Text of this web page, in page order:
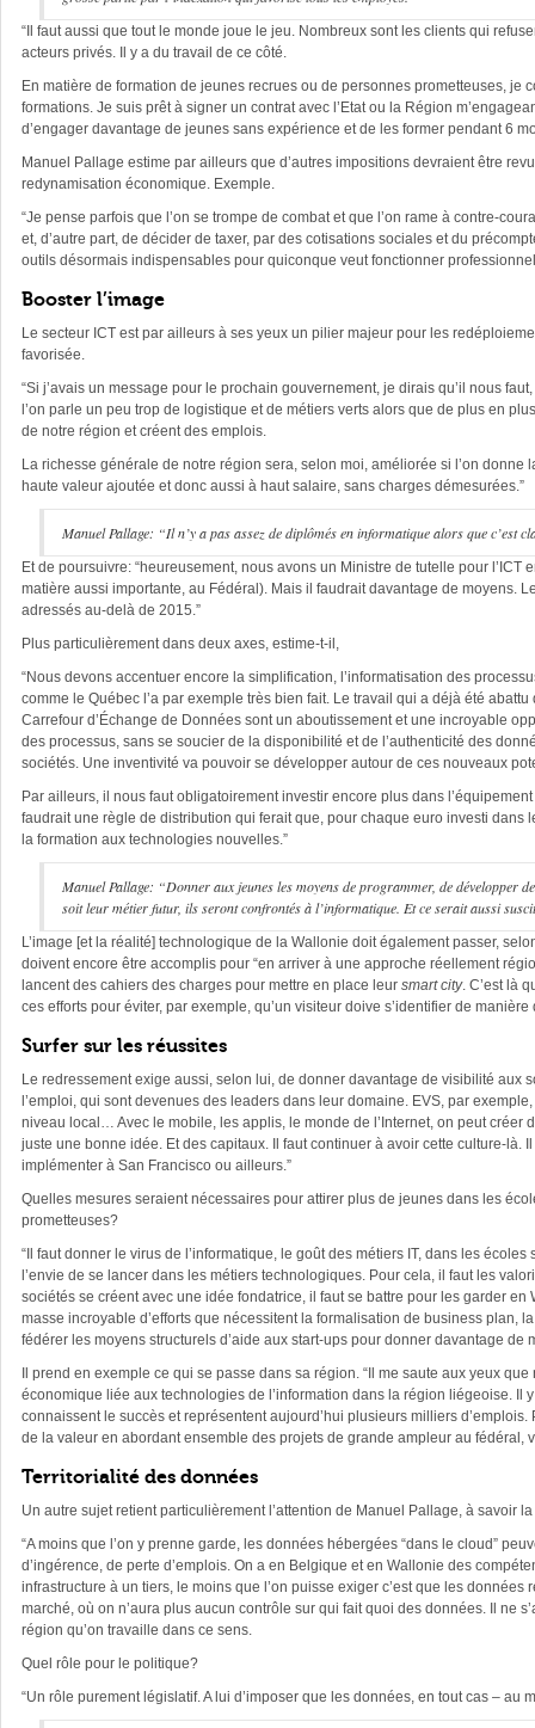
“Il faut aussi que tout le monde joue le jeu. Nombreux sont les clients qui
acteurs privés. Il y a du travail de ce côté.
En matière de formation de jeunes recrues ou de personnes prometteuses,
formations. Je suis prêt à signer un contrat avec l’Etat ou la Région
d’engager davantage de jeunes sans expérience et de les former pendant 6
Manuel Pallage estime par ailleurs que d’autres impositions devraient être
redynamisation économique. Exemple.
“Je pense parfois que l’on se trompe de combat et que l’on rame à contre-
et, d’autre part, de décider de taxer, par des cotisations sociales et du
outils désormais indispensables pour quiconque veut fonctionner
Booster l’image
Le secteur ICT est par ailleurs à ses yeux un pilier majeur pour les
favorisée.
“Si j’avais un message pour le prochain gouvernement, je dirais qu’il nous
l’on parle un peu trop de logistique et de métiers verts alors que de plus en
de notre région et créent des emplois.
La richesse générale de notre région sera, selon moi, améliorée si l’on
haute valeur ajoutée et donc aussi à haut salaire, sans charges démesurées.”
Manuel Pallage: “Il n’y a pas assez de diplômés en informatique alors que c’est
Et de poursuivre: “heureusement, nous avons un Ministre de tutelle pour
matière aussi importante, au Fédéral). Mais il faudrait davantage de moyens.
adressés au-delà de 2015.”
Plus particulièrement dans deux axes, estime-t-il,
“Nous devons accentuer encore la simplification, l’informatisation des
comme le Québec l’a par exemple très bien fait. Le travail qui a déjà été
Carrefour d’Échange de Données sont un aboutissement et une incroyable
des processus, sans se soucier de la disponibilité et de l’authenticité des
sociétés. Une inventivité va pouvoir se développer autour de ces nouveaux
Par ailleurs, il nous faut obligatoirement investir encore plus dans
faudrait une règle de distribution qui ferait que, pour chaque euro investi
la formation aux technologies nouvelles.”
Manuel Pallage: “Donner aux jeunes les moyens de programmer, de développer
soit leur métier futur, ils seront confrontés à l’informatique. Et ce serait aussi
L’image [et la réalité] technologique de la Wallonie doit également passer,
doivent encore être accomplis pour “en arriver à une approche réellement
lancent des cahiers des charges pour mettre en place leur smart city. C’est là
ces efforts pour éviter, par exemple, qu’un visiteur doive s’identifier de
Surfer sur les réussites
Le redressement exige aussi, selon lui, de donner davantage de visibilité aux
l’emploi, qui sont devenues des leaders dans leur domaine. EVS, par
niveau local… Avec le mobile, les applis, le monde de l’Internet, on peut
juste une bonne idée. Et des capitaux. Il faut continuer à avoir cette culture-là.
implémenter à San Francisco ou ailleurs.”
Quelles mesures seraient nécessaires pour attirer plus de jeunes dans les
prometteuses?
“Il faut donner le virus de l’informatique, le goût des métiers IT, dans les
l’envie de se lancer dans les métiers technologiques. Pour cela, il faut les
sociétés se créent avec une idée fondatrice, il faut se battre pour les garder
masse incroyable d’efforts que nécessitent la formalisation de business plan,
fédérer les moyens structurels d’aide aux start-ups pour donner davantage de
Il prend en exemple ce qui se passe dans sa région. “Il me saute aux yeux
économique liée aux technologies de l’information dans la région liégeoise.
connaissent le succès et représentent aujourd’hui plusieurs milliers
de la valeur en abordant ensemble des projets de grande ampleur au fédéral,
Territorialité des données
Un autre sujet retient particulièrement l’attention de Manuel Pallage, à savoir
“A moins que l’on y prenne garde, les données hébergées “dans le cloud”
d’ingérence, de perte d’emplois. On a en Belgique et en Wallonie des
infrastructure à un tiers, le moins que l’on puisse exiger c’est que les
marché, où on n’aura plus aucun contrôle sur qui fait quoi des données. Il ne
région qu’on travaille dans ce sens.
Quel rôle pour le politique?
“Un rôle purement législatif. A lui d’imposer que les données, en tout cas –